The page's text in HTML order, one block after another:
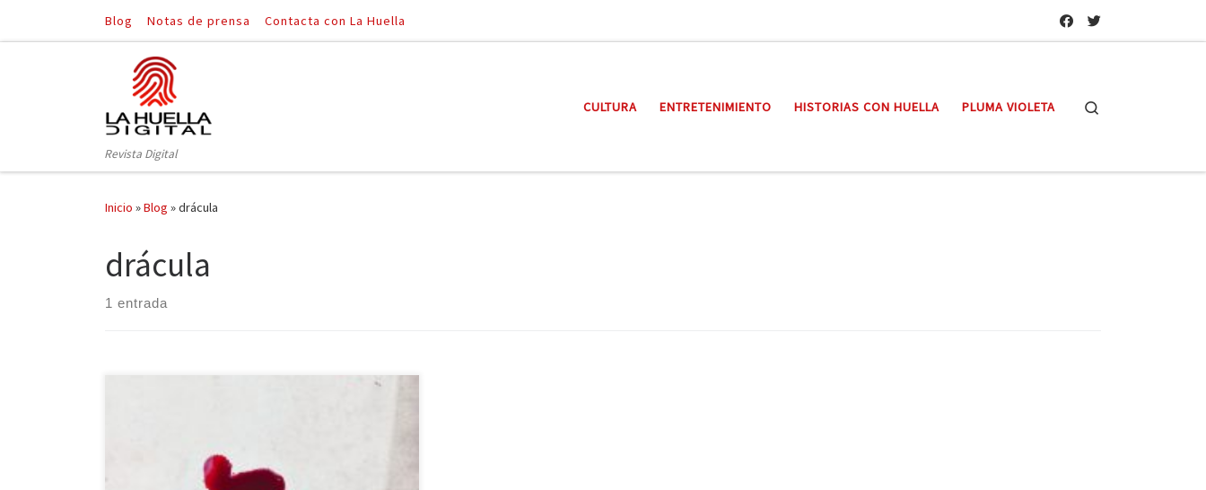
Saltar al contenido
Blog Notas de prensa Contacta con La Huella
Revista Digital
CULTURA ENTRETENIMIENTO HISTORIAS CON HUELLA PLUMA VIOLETA
Inicio »Blog »drácula
drácula
1 entrada
como el máximo icono de la literatura gótica y, a
pesar de ello, muchos todavía no logramos